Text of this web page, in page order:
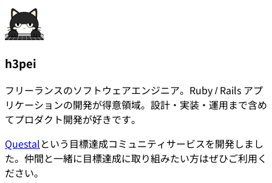
h3pei
フリーランスのソフトウェアエンジニア。Ruby / Rails アプ
リケーションの開発が得意領域。設計・実装・運用まで含め
てプロダクト開発が好きです。
Questal という目標達成コミュニティサービスを開発しまし
た。仲間と一緒に目標達成に取り組みたい方はぜひご利用く
ださい。